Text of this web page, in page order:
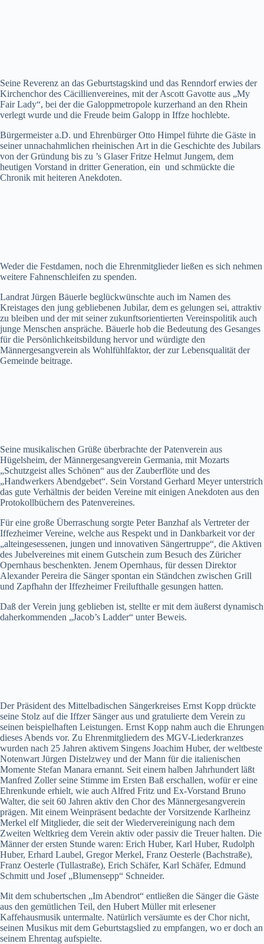
Seine Reverenz an das Geburtstagskind und das Renndorf erwies der
Kirchenchor des Cäcillienvereines, mit der Ascott Gavotte aus „My
Fair Lady“, bei der die Galoppmetropole kurzerhand an den Rhein
verlegt wurde und die Freude beim Galopp in Iffze hochlebte.
Bürgermeister a.D. und Ehrenbürger Otto Himpel führte die Gäste in
seiner unnachahmlichen rheinischen Art in die Geschichte des Jubilars
von der Gründung bis zu ’s Glaser Fritze Helmut Jungem, dem
heutigen Vorstand in dritter Generation, ein und schmückte die
Chronik mit heiteren Anekdoten.
Weder die Festdamen, noch die Ehrenmitglieder ließen es sich nehmen
weitere Fahnenschleifen zu spenden.
Landrat Jürgen Bäuerle beglückwünschte auch im Namen des
Kreistages den jung gebliebenen Jubilar, dem es gelungen sei, attraktiv
zu bleiben und der mit seiner zukunftsorientierten Vereinspolitik auch
junge Menschen anspräche. Bäuerle hob die Bedeutung des Gesanges
für die Persönlichkeitsbildung hervor und würdigte den
Männergesangverein als Wohlfühlfaktor, der zur Lebensqualität der
Gemeinde beitrage.
Seine musikalischen Grüße überbrachte der Patenverein aus
Hügelsheim, der Männergesangverein Germania, mit Mozarts
„Schutzgeist alles Schönen“ aus der Zauberflöte und des
„Handwerkers Abendgebet“. Sein Vorstand Gerhard Meyer unterstrich
das gute Verhältnis der beiden Vereine mit einigen Anekdoten aus den
Protokollbüchern des Patenvereines.
Für eine große Überraschung sorgte Peter Banzhaf als Vertreter der
Iffezheimer Vereine, welche aus Respekt und in Dankbarkeit vor der
„alteingesessenen, jungen und innovativen Sängertruppe“, die Aktiven
des Jubelvereines mit einem Gutschein zum Besuch des Züricher
Opernhaus beschenkten. Jenem Opernhaus, für dessen Direktor
Alexander Pereira die Sänger spontan ein Ständchen zwischen Grill
und Zapfhahn der Iffezheimer Freilufthalle gesungen hatten.
Daß der Verein jung geblieben ist, stellte er mit dem äußerst dynamisch
daherkommenden „Jacob’s Ladder“ unter Beweis.
Der Präsident des Mittelbadischen Sängerkreises Ernst Kopp drückte
seine Stolz auf die Iffzer Sänger aus und gratulierte dem Verein zu
seinen beispielhaften Leistungen. Ernst Kopp nahm auch die Ehrungen
dieses Abends vor. Zu Ehrenmitgliedern des MGV-Liederkranzes
wurden nach 25 Jahren aktivem Singens Joachim Huber, der weltbeste
Notenwart Jürgen Distelzwey und der Mann für die italienischen
Momente Stefan Manara ernannt. Seit einem halben Jahrhundert läßt
Manfred Zoller seine Stimme im Ersten Baß erschallen, wofür er eine
Ehrenkunde erhielt, wie auch Alfred Fritz und Ex-Vorstand Bruno
Walter, die seit 60 Jahren aktiv den Chor des Männergesangverein
prägen. Mit einem Weinpräsent bedachte der Vorsitzende Karlheinz
Merkel elf Mitglieder, die seit der Wiedervereinigung nach dem
Zweiten Weltkrieg dem Verein aktiv oder passiv die Treuer halten. Die
Männer der ersten Stunde waren: Erich Huber, Karl Huber, Rudolph
Huber, Erhard Laubel, Gregor Merkel, Franz Oesterle (Bachstraße),
Franz Oesterle (Tullastraße), Erich Schäfer, Karl Schäfer, Edmund
Schmitt und Josef „Blumensepp“ Schneider.
Mit dem schubertschen „Im Abendrot“ entließen die Sänger die Gäste
aus den gemütlichen Teil, den Hubert Müller mit erlesener
Kaffehausmusik untermalte. Natürlich versäumte es der Chor nicht,
seinen Musikus mit dem Geburtstagslied zu empfangen, wo er doch an
seinem Ehrentag aufspielte.